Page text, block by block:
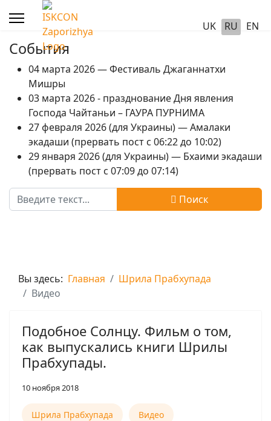
UK RU EN
События
04 марта 2026 — Фестиваль Джаганнатхи
Мишры
03 марта 2026 - празднование Дня явления
Господа Чайтаньи – ГАУРА ПУРНИМА
27 февраля 2026 (для Украины) — Амалаки
экадаши (прервать пост с 06:22 до 10:02)
29 января 2026 (для Украины) — Бхаими экадаши
(прервать пост с 07:09 до 07:14)
Поиск
Поиск
Вы здесь: Главная
Шрила Прабхупада
Видео
Подобное Солнцу. Фильм о том,
как выпускались книги Шрилы
Прабхупады.
10 ноября 2018
Шрила Прабхупада Видео